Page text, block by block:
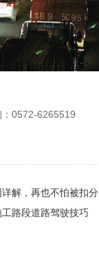
0572-6265519
解，再也不怕被扣分
路段道路驾驶技巧